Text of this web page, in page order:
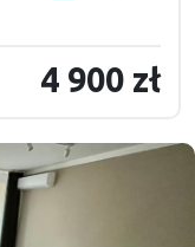
4 900 zł